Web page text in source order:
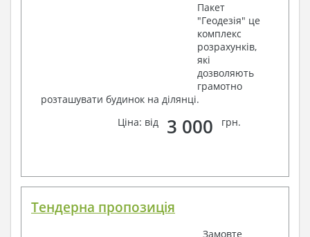
Пакет
"Геодезія" це
комплекс
розрахунків,
які
дозволяють
грамотно
розташувати будинок на ділянці.
Ціна: від
3 000 грн.
Тендерна пропозиція
Замовте